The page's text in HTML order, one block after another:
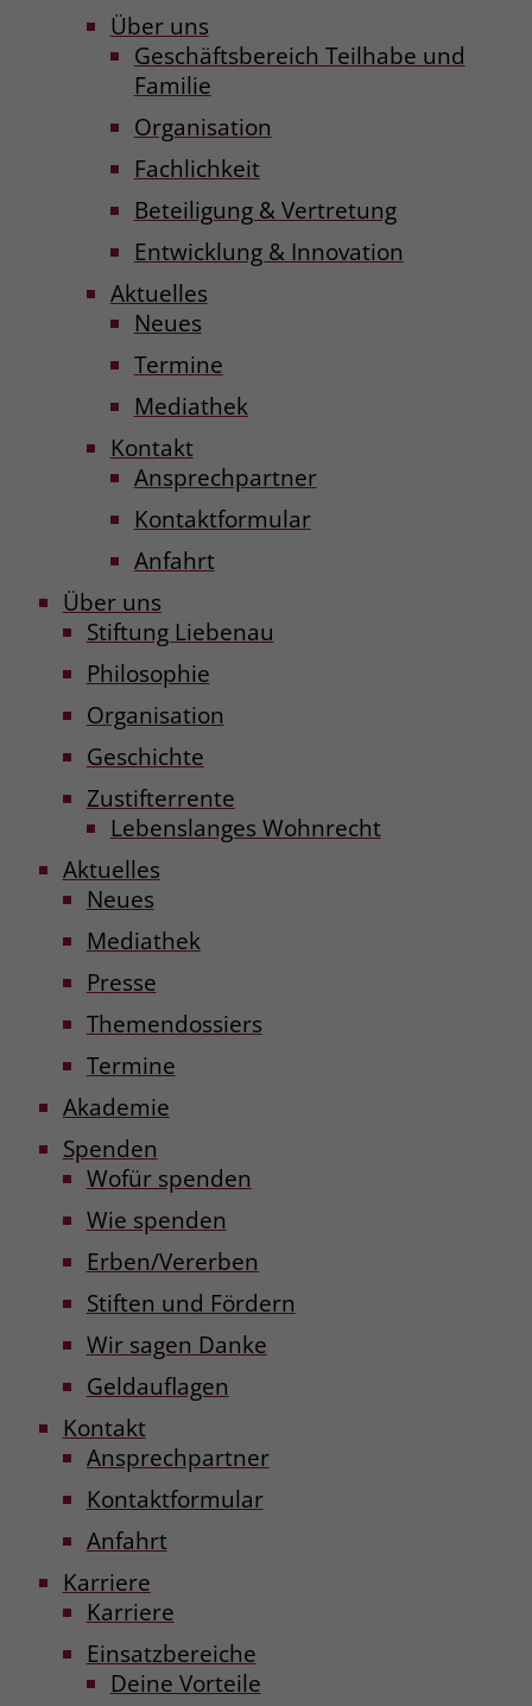
Über uns
Geschäftsbereich Teilhabe und
Familie
Organisation
Fachlichkeit
Beteiligung & Vertretung
Entwicklung & Innovation
Aktuelles
Neues
Termine
Mediathek
Kontakt
Ansprechpartner
Kontaktformular
Anfahrt
Über uns
Stiftung Liebenau
Philosophie
Organisation
Geschichte
Zustifterrente
Lebenslanges Wohnrecht
Aktuelles
Neues
Mediathek
Presse
Themendossiers
Termine
Akademie
Spenden
Wofür spenden
Wie spenden
Erben/Vererben
Stiften und Fördern
Wir sagen Danke
Geldauflagen
Kontakt
Ansprechpartner
Kontaktformular
Anfahrt
Karriere
Karriere
Einsatzbereiche
Deine Vorteile